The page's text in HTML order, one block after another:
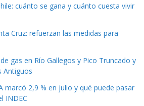
cuánto se gana y cuánto cuesta vivir
Cruz: refuerzan las medidas para
gas en Río Gallegos y Pico Truncado y
Antiguos
marcó 2,9 % en julio y qué puede pasar
INDEC